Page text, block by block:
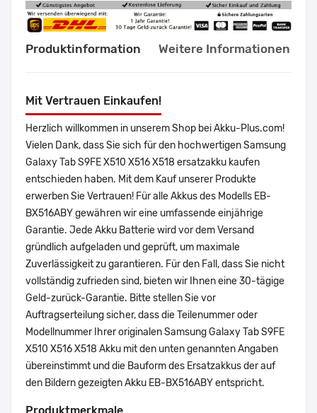
Produktinformation Weitere Informationen
Mit Vertrauen Einkaufen!
Herzlich willkommen in unserem Shop bei Akku-Plus.com!
Vielen Dank, dass Sie sich für den hochwertigen Samsung
Galaxy Tab S9FE X510 X516 X518 ersatzakku kaufen
entschieden haben. Mit dem Kauf unserer Produkte
erwerben Sie Vertrauen! Für alle Akkus des Modells EB-
BX516ABY gewähren wir eine umfassende einjährige
Garantie. Jede Akku Batterie wird vor dem Versand
gründlich aufgeladen und geprüft, um maximale
Zuverlässigkeit zu garantieren. Für den Fall, dass Sie nicht
vollständig zufrieden sind, bieten wir Ihnen eine 30-tägige
Geld-zurück-Garantie. Bitte stellen Sie vor
Auftragserteilung sicher, dass die Teilenummer oder
Modellnummer Ihrer originalen Samsung Galaxy Tab S9FE
X510 X516 X518 Akku mit den unten genannten Angaben
übereinstimmt und die Bauform des Ersatzakkus der auf
den Bildern gezeigten Akku EB-BX516ABY entspricht.